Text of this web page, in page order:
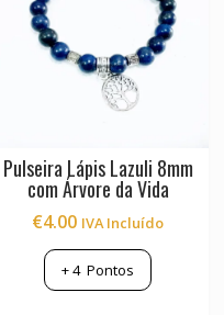
Pulseira Lápis Lazuli 8mm
com Árvore da Vida
€4.00 IVA Incluído
+4Pontos